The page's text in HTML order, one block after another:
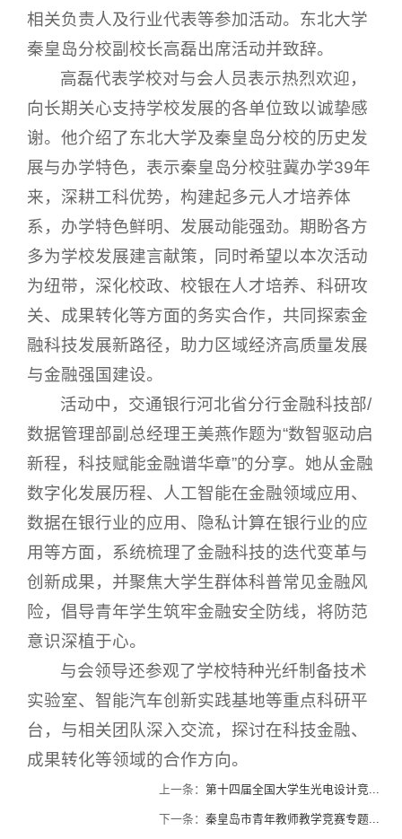
相关负责人及行业代表等参加活动。东北大学
秦皇岛分校副校长高磊出席活动并致辞。
高磊代表学校对与会人员表示热烈欢迎，
向长期关心支持学校发展的各单位致以诚挚感
谢。他介绍了东北大学及秦皇岛分校的历史发
展与办学特色，表示秦皇岛分校驻冀办学39年
来，深耕工科优势，构建起多元人才培养体
系，办学特色鲜明、发展动能强劲。期盼各方
多为学校发展建言献策，同时希望以本次活动
为纽带，深化校政、校银在人才培养、科研攻
关、成果转化等方面的务实合作，共同探索金
融科技发展新路径，助力区域经济高质量发展
与金融强国建设。
活动中，交通银行河北省分行金融科技部/
数据管理部副总经理王美燕作题为“数智驱动启
新程，科技赋能金融谱华章”的分享。她从金融
数字化发展历程、人工智能在金融领域应用、
数据在银行业的应用、隐私计算在银行业的应
用等方面，系统梳理了金融科技的迭代变革与
创新成果，并聚焦大学生群体科普常见金融风
险，倡导青年学生筑牢金融安全防线，将防范
意识深植于心。
与会领导还参观了学校特种光纤制备技术
实验室、智能汽车创新实践基地等重点科研平
台，与相关团队深入交流，探讨在科技金融、
成果转化等领域的合作方向。
上一条：第十四届全国大学生光电设计竞...
下一条：秦皇岛市青年教师教学竞赛专题...